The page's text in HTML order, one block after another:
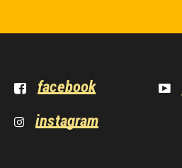
facebook
instagram